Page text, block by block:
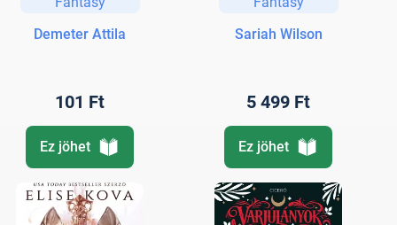
Demeter Attila
101 Ft
Ez jöhet
Sariah Wilson
5 499 Ft
Ez jöhet